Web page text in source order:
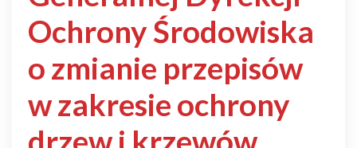
Ochrony Środowiska
o zmianie przepisów
w zakresie ochrony